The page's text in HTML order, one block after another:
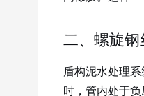
二、螺旋钢
盾构泥水处理
时，管内处于